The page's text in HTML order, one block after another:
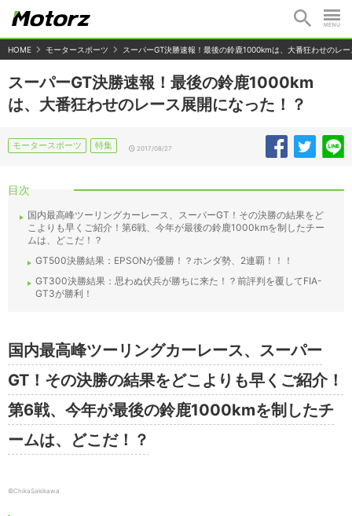
HOME モータースポーツ スーパーGT決勝速報！最後の鈴鹿1000kmは、大番狂わせのレ
スーパーGT決勝速報！最後の鈴鹿1000km
は、大番狂わせのレース展開になった！？
モータースポーツ 特集 2017/08/27
目次
国内最高峰ツーリングカーレース、スーパーGT！その決勝の結果をど
こよりも早くご紹介！第6戦、今年が最後の鈴鹿1000kmを制したチー
ムは、どこだ！？
GT500決勝結果：EPSONが優勝！？ホンダ勢、2連覇！！！
GT300決勝結果：思わぬ伏兵が勝ちに来た！？前評判を覆してFIA-
GT3が勝利！
国内最高峰ツーリングカーレース、スーパー
GT！その決勝の結果をどこよりも早くご紹介！
第6戦、今年が最後の鈴鹿1000kmを制したチ
ームは、どこだ！？
©ChikaSakikawa